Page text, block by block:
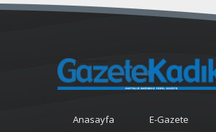
Anasayfa E-Gazete